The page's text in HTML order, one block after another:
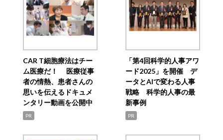
CAR T細胞療法はチー
ム医療だ！ 医療従事
者の情熱、患者さんの
思いを伝えるドキュメ
ンタリー動画を公開中
PR
「第4回科学的人事アワ
ード2025」を開催 デ
ータとAIで変わる人事
戦略 科学的人事の最
新事例
PR